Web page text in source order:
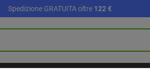
Spedizione GRATUITA oltre 122 €